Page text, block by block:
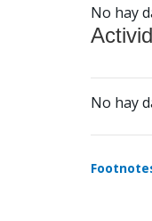
No hay
No hay